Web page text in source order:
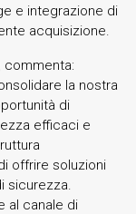
e integrazione di
acquisizione.
commenta:
la nostra
di
efficaci e
offrire soluzioni
sicurezza.
al canale di